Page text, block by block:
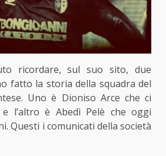
ricordare, sul suo sito, due
fatto la storia della squadra del
Uno è Dioniso Arce che ci
l’altro è Abedì Pelè che oggi
Questi i comunicati della società